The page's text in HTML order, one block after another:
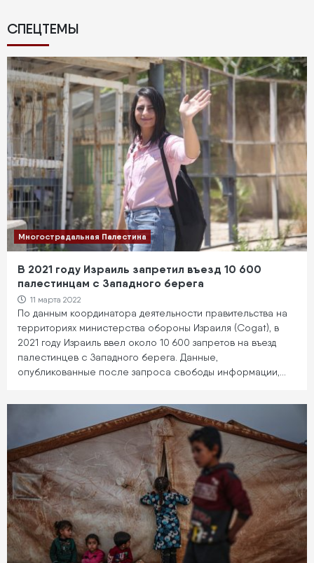
СПЕЦТЕМЫ
Многострадальная Палестина
В 2021 году Израиль запретил въезд 10 600
палестинцам с Западного берега
11 марта 2022
По данным координатора деятельности правительства на
территориях министерства обороны Израиля (Cogat), в
2021 году Израиль ввел около 10 600 запретов на въезд
палестинцев с Западного берега. Данные,
опубликованные после запроса свободы информации,…